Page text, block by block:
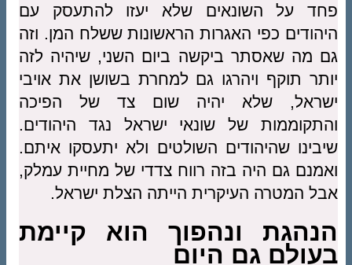
פחד על השונאים שלא יעזו להתעסק עם
היהודים כפי האגרות הראשונות ששלח המן. וזה
גם מה שאסתר ביקשה ביום השני, שיהיה לזה
יותר תוקף ויהרגו גם למחרת בשושן את אויבי
ישראל, שלא יהיה שום צד של הפיכה
והתקוממות של שונאי ישראל נגד היהודים.
שיבינו שהיהודים השולטים ולא יתעסקו איתם.
ואמנם גם היה בזה רווח צדדי של מחיית עמלק,
אבל המטרה העיקרית הייתה הצלת ישראל.
הנהגת ונהפוך הוא קיימת
בעולם גם היום